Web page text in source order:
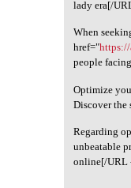
lady era[/URL
When
href="
people
Optimize
Discover
Regarding
unbeatable
online[/URL